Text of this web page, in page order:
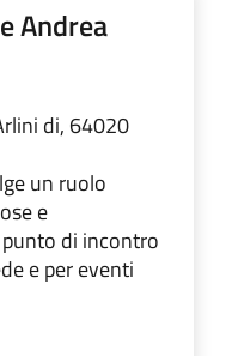
Andrea
di, 64020
un ruolo
e
di incontro
e per eventi